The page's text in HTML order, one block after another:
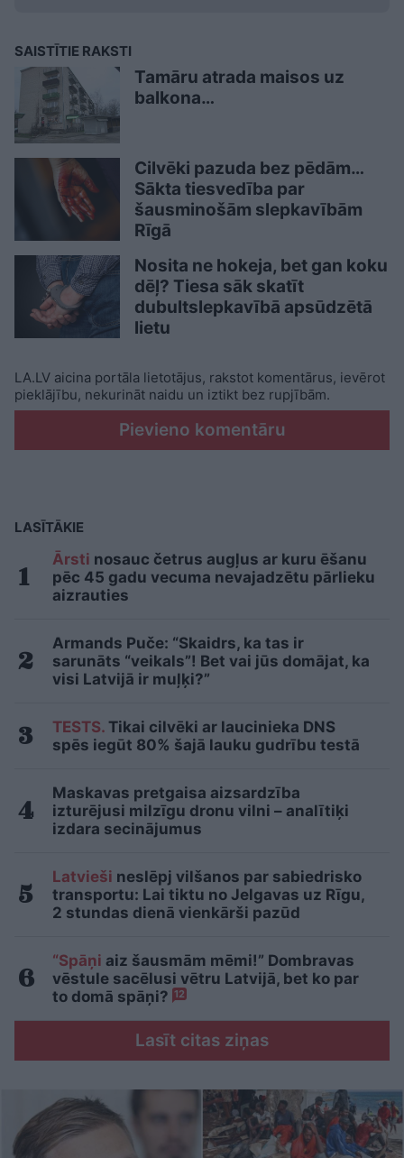
SAISTĪTIE RAKSTI
Tamāru atrada maisos uz
balkona…
Cilvēki pazuda bez pēdām…
Sākta tiesvedība par
šausminošām slepkavībām
Rīgā
Nosita ne hokeja, bet gan koku
dēļ? Tiesa sāk skatīt
dubultslepkavībā apsūdzētā
lietu
LA.LV aicina portāla lietotājus, rakstot komentārus, ievērot
pieklājību, nekurināt naidu un iztikt bez rupjībām.
Pievieno komentāru
LASĪTĀKIE
Ārsti nosauc četrus augļus ar kuru ēšanu
pēc 45 gadu vecuma nevajadzētu pārlieku
aizrauties
Armands Puče: “Skaidrs, ka tas ir
sarunāts “veikals”! Bet vai jūs domājat, ka
visi Latvijā ir muļķi?”
TESTS. Tikai cilvēki ar laucinieka DNS
spēs iegūt 80% šajā lauku gudrību testā
Maskavas pretgaisa aizsardzība
izturējusi milzīgu dronu vilni – analītiķi
izdara secinājumus
Latvieši neslēpj vilšanos par sabiedrisko
transportu: Lai tiktu no Jelgavas uz Rīgu,
2 stundas dienā vienkārši pazūd
“Spāņi aiz šausmām mēmi!” Dombravas
vēstule sacēlusi vētru Latvijā, bet ko par
to domā spāņi? 12
Lasīt citas ziņas